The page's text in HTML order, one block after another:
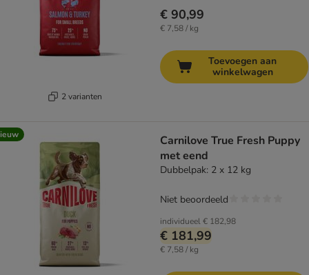
2 varianten
€ 90,99
€ 7,58 / kg
Toevoegen aan
winkelwagen
Carnilove True Fresh Puppy
met eend
Dubbelpak: 2 x 12 kg
individueel€ 182,98
€ 181,99
€ 7,58 / kg
Niet beoordeeld